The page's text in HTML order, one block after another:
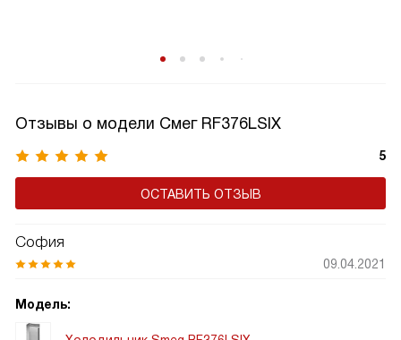
Отзывы о модели Смег RF376LSIX
5
ОСТАВИТЬ ОТЗЫВ
София
09.04.2021
Модель: